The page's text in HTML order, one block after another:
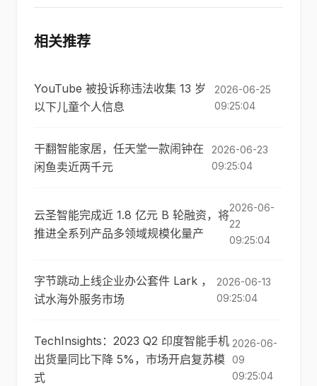
相关推荐
YouTube 被投诉称违法收集 13 岁
以下儿童个人信息
2026-06-25
09:25:04
干翻智能家居，任天堂一款闹钟在
闲鱼卖近两千元
2026-06-23
09:25:04
云圣智能完成近 1.8 亿元 B 轮融资，将
推进全系列产品多领域规模化量产
2026-06-
22
09:25:04
字节跳动上线企业办公套件 Lark ，
试水海外服务市场
2026-06-13
09:25:04
TechInsights：2023 Q2 印度智能手机
出货量同比下降 5%，市场开启复苏模
式
2026-06-
09
09:25:04